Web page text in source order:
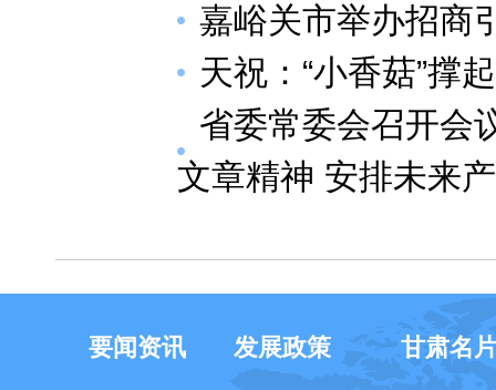
嘉峪关市举办招商
天祝：“小香菇”撑
省委常委会召开会
文章精神 安排未来
要闻资讯 发展政策 甘肃名